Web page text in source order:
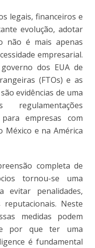
legais, financeiros e
evolução, adotar
não é mais apenas
empresarial.
dos EUA de
(FTOs) e as
evidências de uma
empresas com
e na América
completa de
tornou-se uma
evitar penalidades,
Neste
medidas podem
e por que ter uma
é fundamental